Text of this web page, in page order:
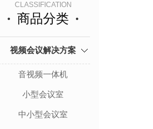
CLASSIFICATION
商品分类
视频会议解决方案
音视频一体机
小型会议室
中小型会议室